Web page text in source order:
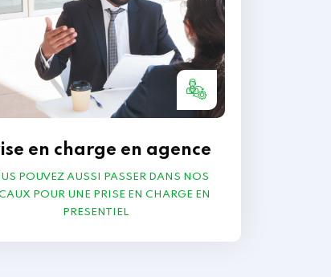
en charge en agence
POUVEZ AUSSI PASSER DANS NOS
POUR UNE PRISE EN CHARGE EN
PRESENTIEL